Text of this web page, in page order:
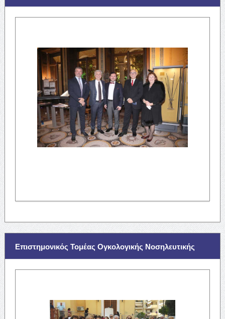
Επιστημονικός Τομέας Ογκολογικής Νοσηλευτικής